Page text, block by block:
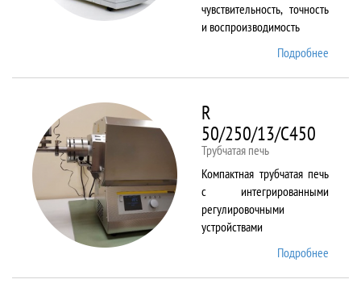
чувствительность, точность
и воспроизводимость
Подробнее
R
50/250/13/C450
Трубчатая печь
Компактная трубчатая печь
с интегрированными
регулировочными
устройствами
Подробнее